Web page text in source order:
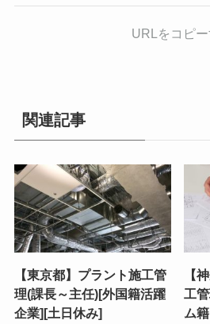
URLをコピー
関連記事
【東京都】プラント施工管
理(課長～主任)[外国籍活躍
企業][土日休み]
【
工
ム